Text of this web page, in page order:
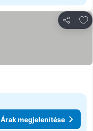
Árak megjelenítése